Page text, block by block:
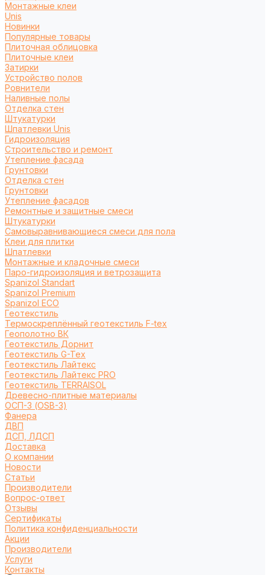
Монтажные клеи
Unis
Новинки
Популярные товары
Плиточная облицовка
Плиточные клеи
Затирки
Устройство полов
Ровнители
Наливные полы
Отделка стен
Штукатурки
Шпатлевки Unis
Гидроизоляция
Строительство и ремонт
Утепление фасада
Грунтовки
Отделка стен
Грунтовки
Утепление фасадов
Ремонтные и защитные смеси
Штукатурки
Самовыравнивающиеся смеси для пола
Клеи для плитки
Шпатлевки
Монтажные и кладочные смеси
Паро-гидроизоляция и ветрозащита
Spanizol Standart
Spanizol Premium
Spanizol ECO
Геотекстиль
Термоскреплённый геотекстиль F-tex
Геополотно ВК
Геотекстиль Дорнит
Геотекстиль G-Tex
Геотекстиль Лайтекс
Геотекстиль Лайтекс PRO
Геотекстиль TERRAISOL
Древесно-плитные материалы
ОСП-3 (OSB-3)
Фанера
ДВП
ДСП, ЛДСП
Доставка
О компании
Новости
Статьи
Производители
Вопрос-ответ
Отзывы
Сертификаты
Политика конфиденциальности
Акции
Производители
Услуги
Контакты